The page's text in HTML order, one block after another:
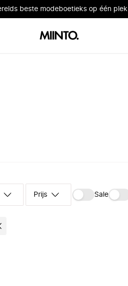
beste modeboetieks op één plek
Prijs Sale